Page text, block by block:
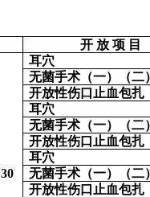
开 放 项 目
30
耳穴
无菌手术（一）（二）
开放性伤口止血包扎
耳穴
无菌手术（一）（二）
开放性伤口止血包扎
耳穴
无菌手术（一）（二）
开放性伤口止血包扎